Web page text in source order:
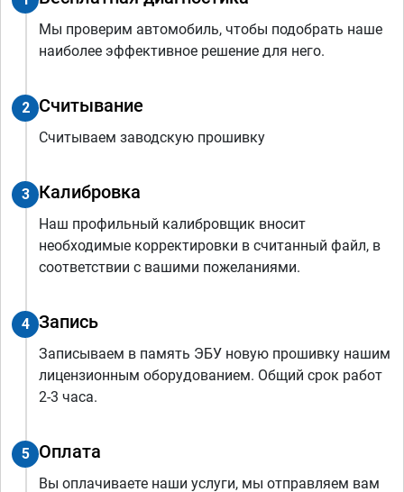
Мы проверим автомобиль, чтобы подобрать наше
наиболее эффективное решение для него.
2 Считывание
Считываем заводскую прошивку
3 Калибровка
Наш профильный калибровщик вносит
необходимые корректировки в считанный файл, в
соответствии с вашими пожеланиями.
4 Запись
Записываем в память ЭБУ новую прошивку нашим
лицензионным оборудованием. Общий срок работ
2-3 часа.
5 Оплата
Вы оплачиваете наши услуги, мы отправляем вам